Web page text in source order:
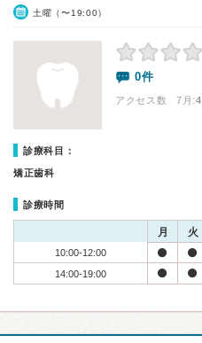
土曜（〜19:00）
0件
アクセス数 7月:4
診療科目：
矯正歯科
診療時間
月 火
10:00-12:00
14:00-19:00